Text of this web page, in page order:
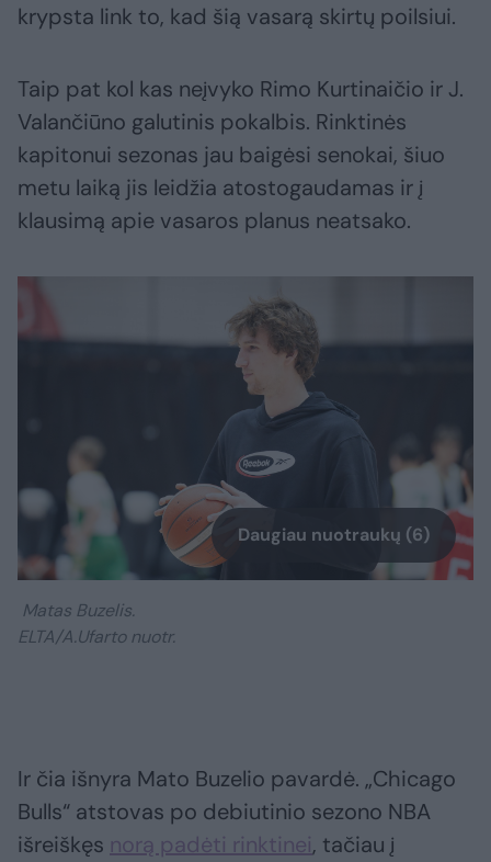
krypsta link to, kad šią vasarą skirtų poilsiui.
Taip pat kol kas neįvyko Rimo Kurtinaičio ir J.
Valančiūno galutinis pokalbis. Rinktinės
kapitonui sezonas jau baigėsi senokai, šiuo
metu laiką jis leidžia atostogaudamas ir į
klausimą apie vasaros planus neatsako.
Daugiau nuotraukų (6)
Matas Buzelis.
ELTA/A.Ufarto nuotr.
Ir čia išnyra Mato Buzelio pavardė. „Chicago
Bulls“ atstovas po debiutinio sezono NBA
išreiškęs norą padėti rinktinei, tačiau į